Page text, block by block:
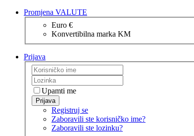
Promjena VALUTE
Euro €
Konvertibilna marka KM
Prijava
Upamti me
Prijava
Registruj se
Zaboravili ste korisničko ime?
Zaboravili ste lozinku?